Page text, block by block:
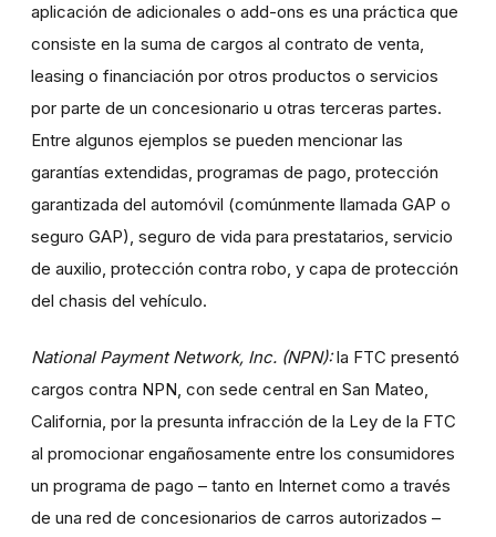
aplicación de adicionales o add-ons es una práctica que
consiste en la suma de cargos al contrato de venta,
leasing o financiación por otros productos o servicios
por parte de un concesionario u otras terceras partes.
Entre algunos ejemplos se pueden mencionar las
garantías extendidas, programas de pago, protección
garantizada del automóvil (comúnmente llamada GAP o
seguro GAP), seguro de vida para prestatarios, servicio
de auxilio, protección contra robo, y capa de protección
del chasis del vehículo.
National Payment Network, Inc. (NPN):la FTC presentó
cargos contra NPN, con sede central en San Mateo,
California, por la presunta infracción de la Ley de la FTC
al promocionar engañosamente entre los consumidores
un programa de pago – tanto en Internet como a través
de una red de concesionarios de carros autorizados –